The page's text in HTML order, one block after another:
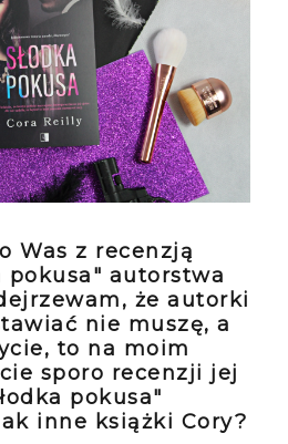
Was z recenzją
pokusa" autorstwa
że autorki
nie muszę, a
to na moim
sporo recenzji jej
pokusa"
inne książki Cory?